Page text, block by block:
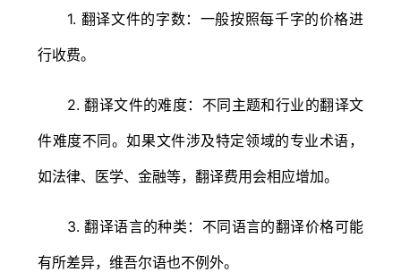
1. 翻译文件的字数：一般按照每千字的价格进
行收费。
2. 翻译文件的难度：不同主题和行业的翻译文
件难度不同。如果文件涉及特定领域的专业术语，
如法律、医学、金融等，翻译费用会相应增加。
3. 翻译语言的种类：不同语言的翻译价格可能
有所差异，维吾尔语也不例外。